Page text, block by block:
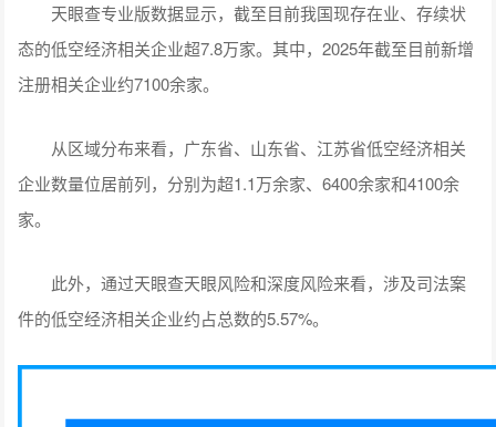
天眼查专业版数据显示，截至目前我国现存在业、存续状
态的低空经济相关企业超7.8万家。其中，2025年截至目前新增
注册相关企业约7100余家。
从区域分布来看，广东省、山东省、江苏省低空经济相关
企业数量位居前列，分别为超1.1万余家、6400余家和4100余
家。
此外，通过天眼查天眼风险和深度风险来看，涉及司法案
件的低空经济相关企业约占总数的5.57%。